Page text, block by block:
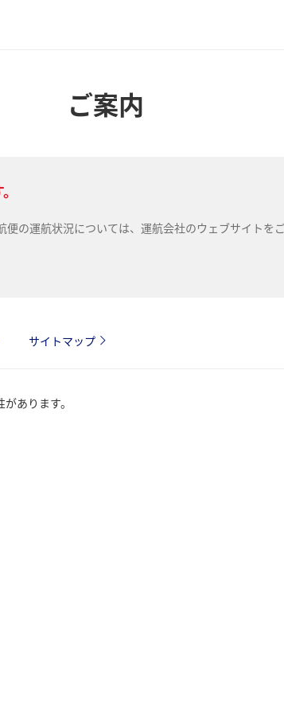
ご案内
の運航状況については、運航会社のウェブサイトを
サイトマップ
あります。